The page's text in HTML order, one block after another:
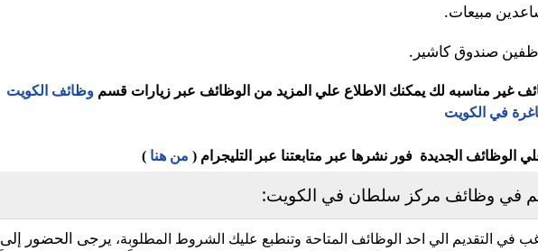
مبيعات.
صندوق كاشير.
غير مناسبه لك يمكنك الاطلاع علي المزيد من الوظائف عبر زيارات قسم وظائف الكويت
في الكويت
الوظائف الجديدة فور نشرها عبر متابعتنا عبر التليجرام ( من هنا )
في وظائف مركز سلطان في الكويت:
في التقديم الي احد الوظائف المتاحة وتنطبع عليك الشروط المطلوبة، يرجى الحضور إلى